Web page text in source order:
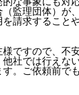
監理団体）
請求すること
ですので、不
他社では行えな
。ご依頼前